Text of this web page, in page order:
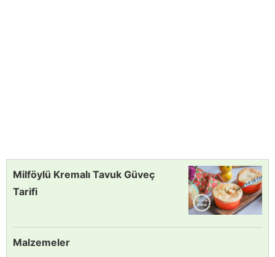
Milföylü Kremalı Tavuk Güveç
Tarifi
Malzemeler